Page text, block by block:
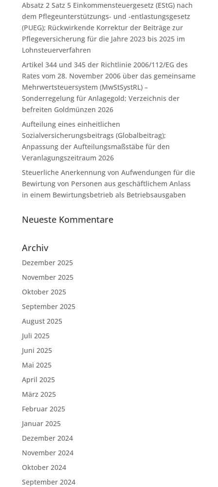
Absatz 2 Satz 5 Einkommensteuergesetz (EStG) nach
dem Pflegeunterstützungs- und -entlastungsgesetz
(PUEG); Rückwirkende Korrektur der Beiträge zur
Pflegeversicherung für die Jahre 2023 bis 2025 im
Lohnsteuerverfahren
Artikel 344 und 345 der Richtlinie 2006/112/EG des
Rates vom 28. November 2006 über das gemeinsame
Mehrwertsteuersystem (MwStSystRL) –
Sonderregelung für Anlagegold; Verzeichnis der
befreiten Goldmünzen 2026
Aufteilung eines einheitlichen
Sozialversicherungsbeitrags (Globalbeitrag);
Anpassung der Aufteilungsmaßstäbe für den
Veranlagungszeitraum 2026
Steuerliche Anerkennung von Aufwendungen für die
Bewirtung von Personen aus geschäftlichem Anlass
in einem Bewirtungsbetrieb als Betriebsausgaben
Neueste Kommentare
Archiv
Dezember 2025
November 2025
Oktober 2025
September 2025
August 2025
Juli 2025
Juni 2025
Mai 2025
April 2025
März 2025
Februar 2025
Januar 2025
Dezember 2024
November 2024
Oktober 2024
September 2024